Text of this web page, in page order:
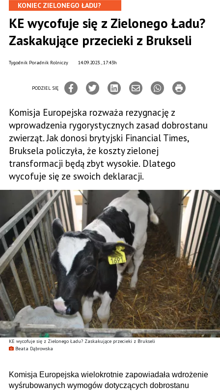
KE wycofuje się z Zielonego Ładu? Zaskakujące przecieki z Brukseli
Beata Dąbrowska
KONIEC ZIELONEGO ŁADU?
KE wycofuje się z Zielonego Ładu?
Zaskakujące przecieki z Brukseli
14.09.2023., 17:43h
Tygodnik Poradnik Rolniczy
PODZIEL SIĘ
Komisja Europejska rozważa rezygnację z
wprowadzenia rygorystycznych zasad dobrostanu
zwierząt. Jak donosi brytyjski Financial Times,
Bruksela policzyła, że koszty zielonej
transformacji będą zbyt wysokie. Dlatego
wycofuje się ze swoich deklaracji.
Komisja Europejska wielokrotnie zapowiadała wdrożenie
wyśrubowanych wymogów dotyczących dobrostanu